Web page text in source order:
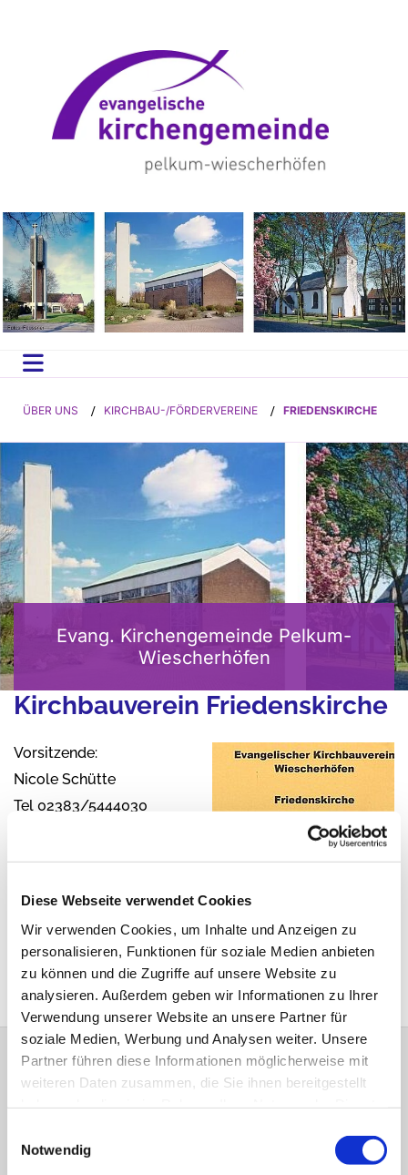
Diese Webseite verwendet Cookies
Wir verwenden Cookies, um Inhalte und Anzeigen zu
personalisieren, Funktionen für soziale Medien anbieten
zu können und die Zugriffe auf unsere Website zu
analysieren. Außerdem geben wir Informationen zu Ihrer
Verwendung unserer Website an unsere Partner für
soziale Medien, Werbung und Analysen weiter. Unsere
Partner führen diese Informationen möglicherweise mit
weiteren Daten zusammen, die Sie ihnen bereitgestellt
Notwendig
ÜBER UNS / KIRCHBAU-/FÖRDERVEREINE / FRIEDENSKIRCHE
Evang. Kirchengemeinde Pelkum-
Wiescherhöfen
Kirchbauverein Friedenskirche
Vorsitzende:
Nicole Schütte
Tel 02383/5444030
Schriftführerin:
Tel 02381/404172
Beitrittserklärung download
Dreiklang Heft 1 - 2026